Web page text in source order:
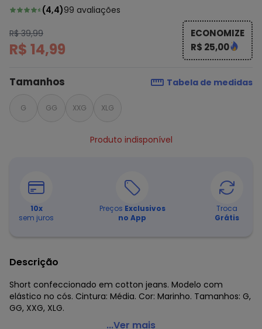
(4,4)99 avaliações
R$ 39,99
R$ 14,99
ECONOMIZE
R$ 25,00
Tamanhos Tabela de medidas
G GG XXG XLG
Produto indisponível
10x
sem juros
Preços Exclusivos
no App
Troca
Grátis
Descrição
Short confeccionado em cotton jeans. Modelo com
elástico no cós. Cintura: Média. Cor: Marinho. Tamanhos: G,
GG, XXG, XLG.
Marguerite - Short Justo Marinho Plus Size
...Ver mais